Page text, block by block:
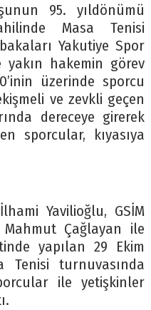
95. yıldönümü
Masa Tenisi
Yakutiye Spor
yakın hakemin görev
üzerinde sporcu
ve zevkli geçen
dereceye girerek
sporcular, kıyasıya
Yavilioğlu, GSİM
Çağlayan ile
yapılan 29 Ekim
Tenisi turnuvasında
ile yetişkinler